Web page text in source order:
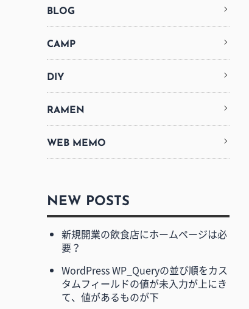
BLOG
CAMP
DIY
RAMEN
WEB MEMO
NEW POSTS
新規開業の飲食店にホームページは必
要？
WordPress WP_Queryの並び順をカス
タムフィールドの値が未入力が上にき
て、値があるものが下